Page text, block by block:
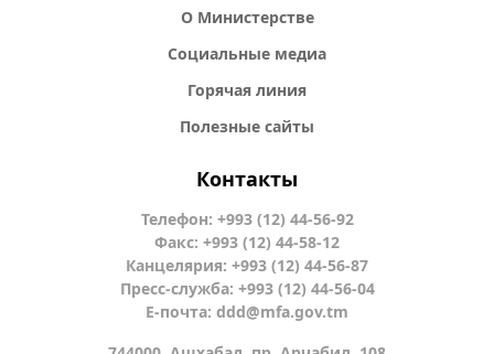
О Министерстве
Социальные медиа
Горячая линия
Полезные сайты
Контакты
Телефон: +993 (12) 44-56-92
Факс: +993 (12) 44-58-12
Канцелярия: +993 (12) 44-56-87
Пресс-служба: +993 (12) 44-56-04
Е-почта: ddd@mfa.gov.tm